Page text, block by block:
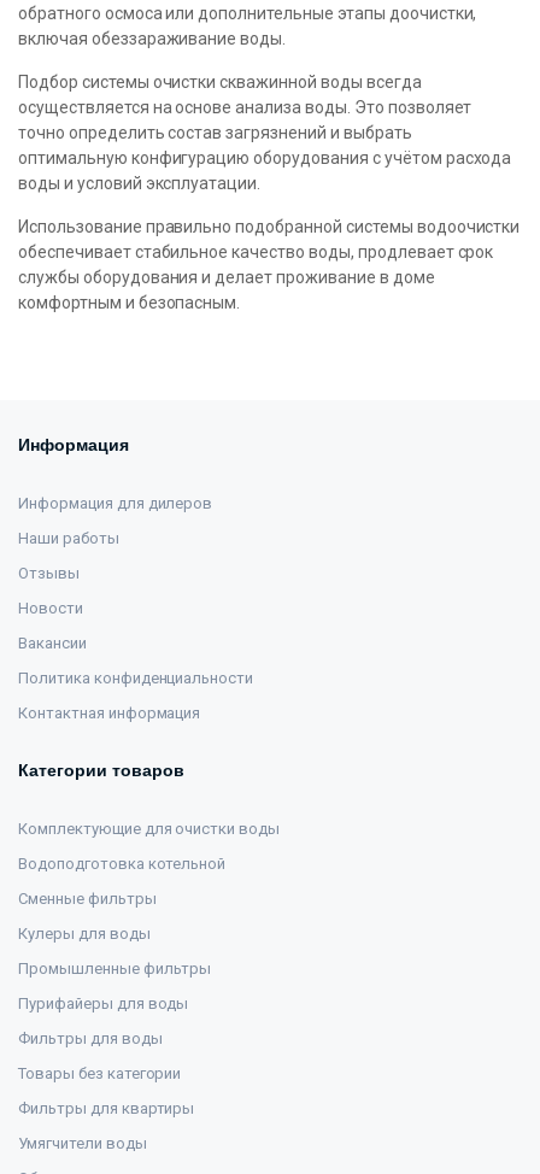
обратного осмоса или дополнительные этапы доочистки,
включая обеззараживание воды.
Подбор системы очистки скважинной воды всегда
осуществляется на основе анализа воды. Это позволяет
точно определить состав загрязнений и выбрать
оптимальную конфигурацию оборудования с учётом расхода
воды и условий эксплуатации.
Использование правильно подобранной системы водоочистки
обеспечивает стабильное качество воды, продлевает срок
службы оборудования и делает проживание в доме
комфортным и безопасным.
Информация
Информация для дилеров
Наши работы
Отзывы
Новости
Вакансии
Политика конфиденциальности
Контактная информация
Категории товаров
Комплектующие для очистки воды
Водоподготовка котельной
Сменные фильтры
Кулеры для воды
Промышленные фильтры
Пурифайеры для воды
Фильтры для воды
Товары без категории
Фильтры для квартиры
Умягчители воды